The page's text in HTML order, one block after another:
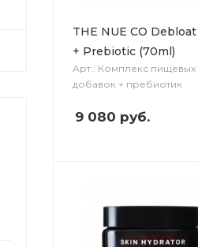
THE NUE CO
+ Prebiotic (70ml)
Арт.: Комплекс пищевых
добавок + пребиотик
9 080 руб.